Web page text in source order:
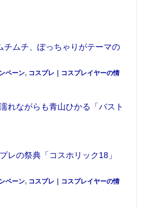
ェア
～第3話～ （※1/1のみ
新刊や人気作品が多数！
）～2017年1月3日（火）
は10:00～19:00
ックマーケット91」の新刊
多数ご用意。その数なんと
秋葉原UDX特設会場内は、
快適空間で、心ゆくまでお
す。
チムチ、ぽっちゃりがテーマの
ペーン, コスプレ｜コスプレイヤーの情
れながらも青山ひかる「バスト
レの祭典「コスホリック18」
ペーン, コスプレ｜コスプレイヤーの情